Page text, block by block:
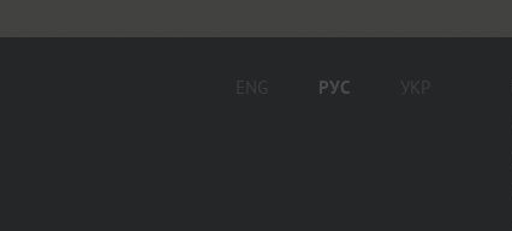
Angelica (2)
ENG РУС УКР